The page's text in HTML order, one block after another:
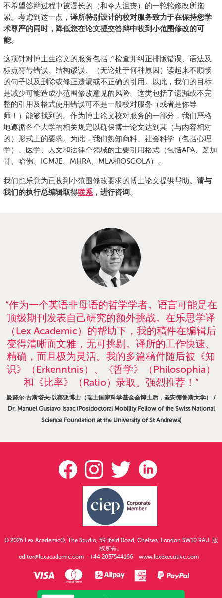
不希望答辩过程中被漫长的（和令人沮丧）的一轮轮修改所拖
累。考虑到这一点，译所特别设计的校对服务致力于在保持您学
术尊严的同时，降低您在论文提交答辩中收到小范围修改的可
能。
这项针对博士生论文的服务包括了检查并纠正排版错误、语法及
标点符号错误、结构谬误、（无论处于何种原因）读起来不顺畅
的句子以及删除或修正遗漏或不正确的引用。以此，我们的目标
是减少可能造成小范围修改意见的风险。这类包括了遗漏或不完
整的引用及格式使用错误可不是一般校对服务（或者是你导
师！）能够找到的。作为博士论文校对服务的一部分，我们严格
地遵循各个大学的相关规定以确保博士论文达到其（与内容相对
的）形式上的要求。为此，我们熟知商科、社会科学（包括心理
学）、医学、人文和法律个领域的主要引用格式（包括APA、芝加
哥、哈佛、ICMJE、MHRA、MLA和OSCOLA）。
我们也乐意为已收到小范围修改要求的博士论文提供帮助。请与
我们的执行总编辑取得联系，进行咨询。
“作为一个英语非母语的哲学学者。语言可能是在
顶级期刊发表自己研究的额外挑战。在乐思学译
（Lex Academic）的帮助下，我的稿件在编辑后
变得清晰而文雅，无可挑剔。译所的工作快速、
精确，而且极为灵活。我的多篇稿件随后被《知
识》（Erkenntnis）、《哲学》（Philosophia）
和《比率》（Ratio）录取。强烈推荐！”
曼努尔·古斯塔夫·以赛亚博士（瑞士国家科学基金会博士后，圣安德鲁斯大学） /
Dr. Manuel Gustavo Isaac (Postdoctoral Mobility Fellow of the Swiss National
Science Foundation at the University of St Andrews)
© 2026 Lex Academic®, The Studio, 59 Ifield Road, Chelsea, London SW10 9AU. 版
权所有。
editor@lexacademic.com
+44 2037544166 www.lexexecutive.com